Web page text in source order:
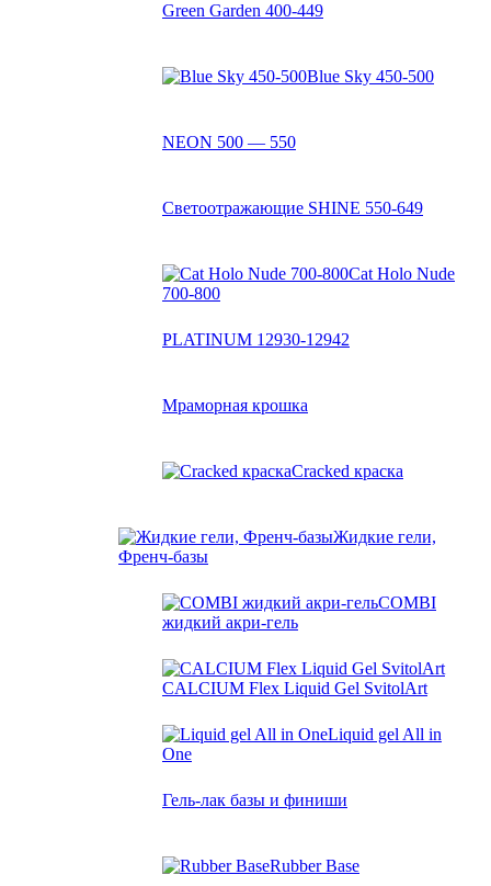
Green Garden 400-449
Blue Sky 450-500
NEON 500 — 550
Светоотражающие SHINE 550-649
Cat Holo Nude
700-800
PLATINUM 12930-12942
Мраморная крошка
Cracked краска
Жидкие гели,
Френч-базы
COMBI
жидкий акри-гель
CALCIUM Flex Liquid Gel SvitolArt
Liquid gel All in
One
Гель-лак базы и финиши
Rubber Base